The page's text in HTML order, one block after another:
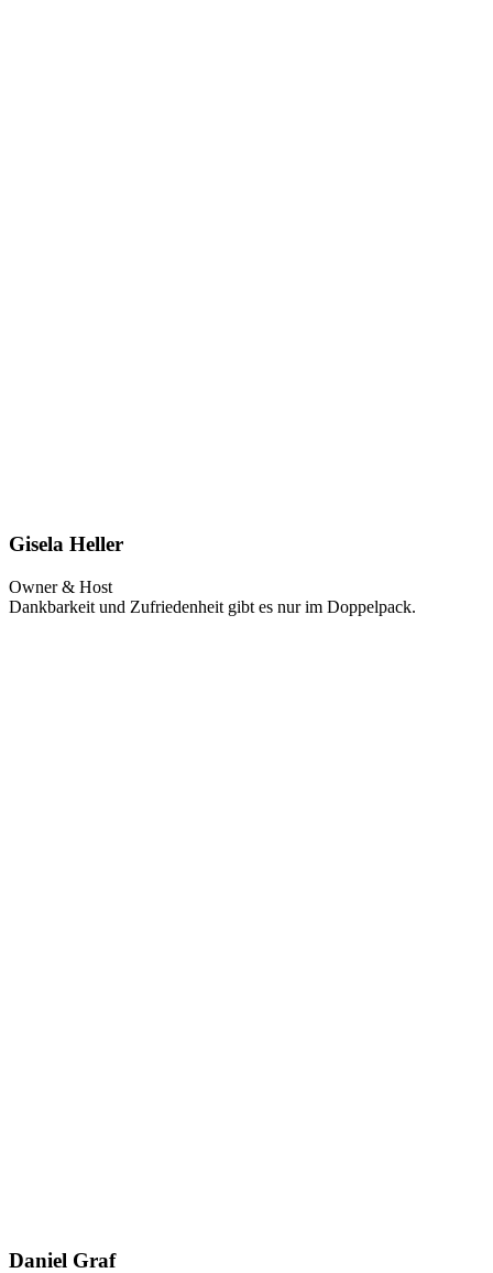
Gisela Heller
Owner & Host
Dankbarkeit und Zufriedenheit gibt es nur im Doppelpack.
Daniel Graf